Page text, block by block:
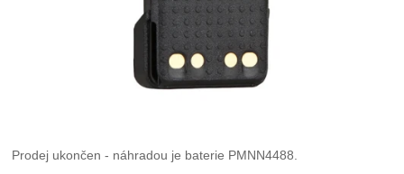
Prodej ukončen - náhradou je baterie PMNN4488.